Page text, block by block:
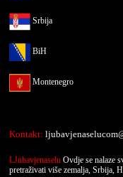
Srbija
BiH
Montenegro
Kontakt:
LJubavjenaselu Ovdje se nalaze
pretraživati više zemalja, Srbija,